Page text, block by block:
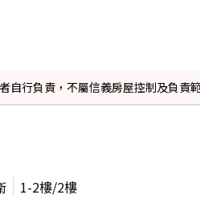
行負責，不屬信義房屋控制及負責
1-2樓/2樓